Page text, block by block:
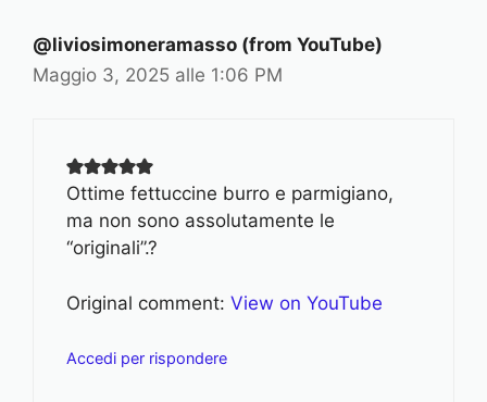
@liviosimoneramasso (from YouTube)
Maggio 3, 2025 alle 1:06 PM
Ottime fettuccine burro e parmigiano,
ma non sono assolutamente le
“originali”.?
Original comment: View on YouTube
Accedi per rispondere